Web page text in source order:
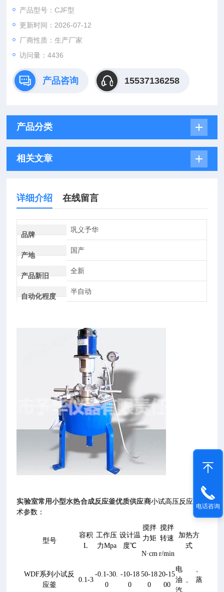
联轴器与搅拌轴相连接
产品型号：CJF型
更新时间：2026-07-12
厂商性质：生产厂家
访问量：4436
产品咨询 15537136258
产品分类
相关文章
详细介绍 在线留言
品牌
巩义予华
产地
国产
产品新旧
全新
自动化程度
半自动
实验室常用小型水热合成反应釜优质供应商小试高压反应釜技
术参数：
型号
容积
L
工作压
力Mpa
设计温
度℃
搅拌
力矩
N·cm
搅拌
转速
r/min
加热方
式
WDF系列小试反
应釜
0.1-3
-0.1-30.
0
-10-18
0
50-18
0
20-15
00
电、
油、蒸
汽
电话咨询